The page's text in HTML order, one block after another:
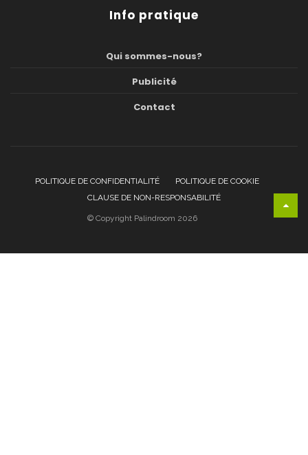
Info pratique
Qui sommes-nous?
Publicité
Contact
POLITIQUE DE CONFIDENTIALITÉ
POLITIQUE DE COOKIE
CLAUSE DE NON-RESPONSABILITÉ
© Copyright Palindroom 2026